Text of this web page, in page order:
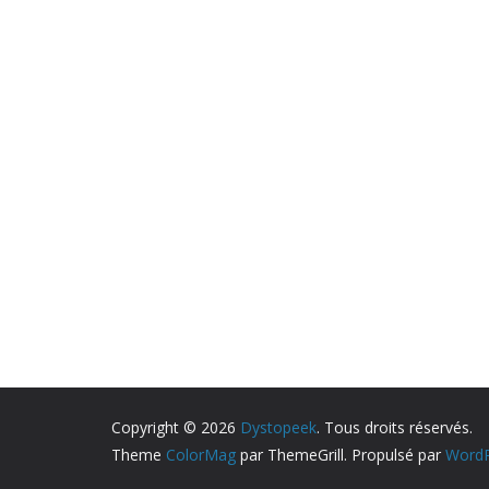
Copyright © 2026 Dystopeek. Tous droits réservés.
Theme ColorMag par ThemeGrill. Propulsé par